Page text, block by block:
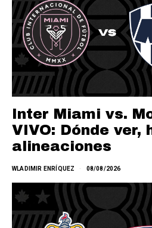
Inter Miami vs.
VIVO: Dónde ver,
alineaciones
WLADIMIR ENRÍQUEZ 08/08/2026